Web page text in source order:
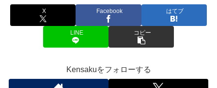
X Facebook はてブ
LINE コピー
Kensakuをフォローする